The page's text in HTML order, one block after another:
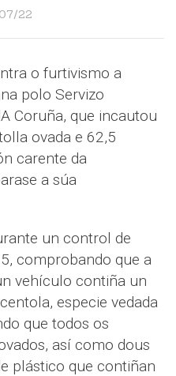
22
o furtivismo a
polo Servizo
Coruña, que incautou
ovada e 62,5
carente da
a súa
un control de
comprobando que a
vehículo contiña un
especie vedada
que todos os
así como dous
plástico que contiñan